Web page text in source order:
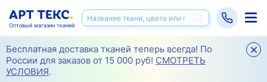
Бесплатная доставка тканей теперь всегда! По
России для заказов от 15 000 руб! СМОТРЕТЬ
УСЛОВИЯ.
Оптовый магазин тканей